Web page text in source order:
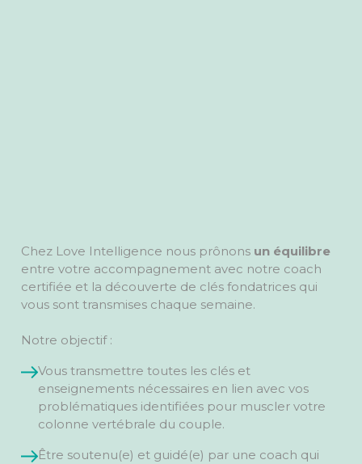
Chez Love Intelligence nous prônons un équilibre
entre votre accompagnement avec notre coach
certifiée et la découverte de clés fondatrices qui
vous sont transmises chaque semaine.
Notre objectif :
Vous transmettre toutes les clés et
enseignements nécessaires en lien avec vos
problématiques identifiées pour muscler votre
colonne vertébrale du couple.
Être soutenu(e) et guidé(e) par une coach qui